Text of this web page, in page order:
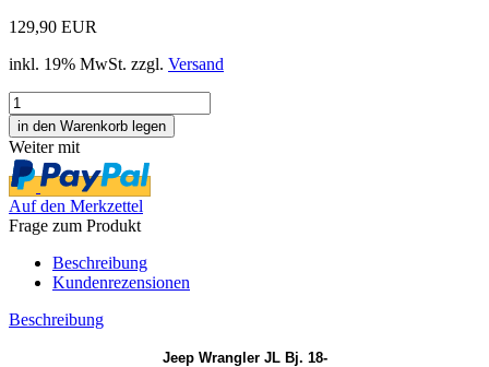
129,90 EUR
inkl. 19% MwSt. zzgl. Versand
Weiter mit
Auf den Merkzettel
Frage zum Produkt
Beschreibung
Kundenrezensionen
Beschreibung
Jeep Wrangler JL Bj. 18-